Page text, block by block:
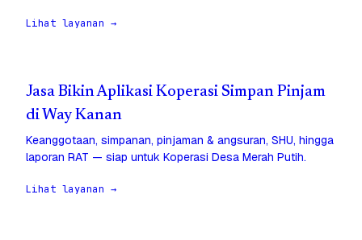
Lihat layanan →
Jasa Bikin Aplikasi Koperasi Simpan Pinjam
di Way Kanan
Keanggotaan, simpanan, pinjaman & angsuran, SHU, hingga
laporan RAT — siap untuk Koperasi Desa Merah Putih.
Lihat layanan →